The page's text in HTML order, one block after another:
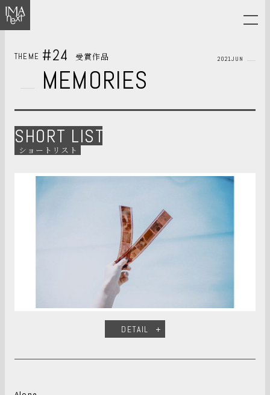
THEME #24 受賞作品 2021JUN
MEMORIES
SHORT LIST
ショートリスト
DETAIL